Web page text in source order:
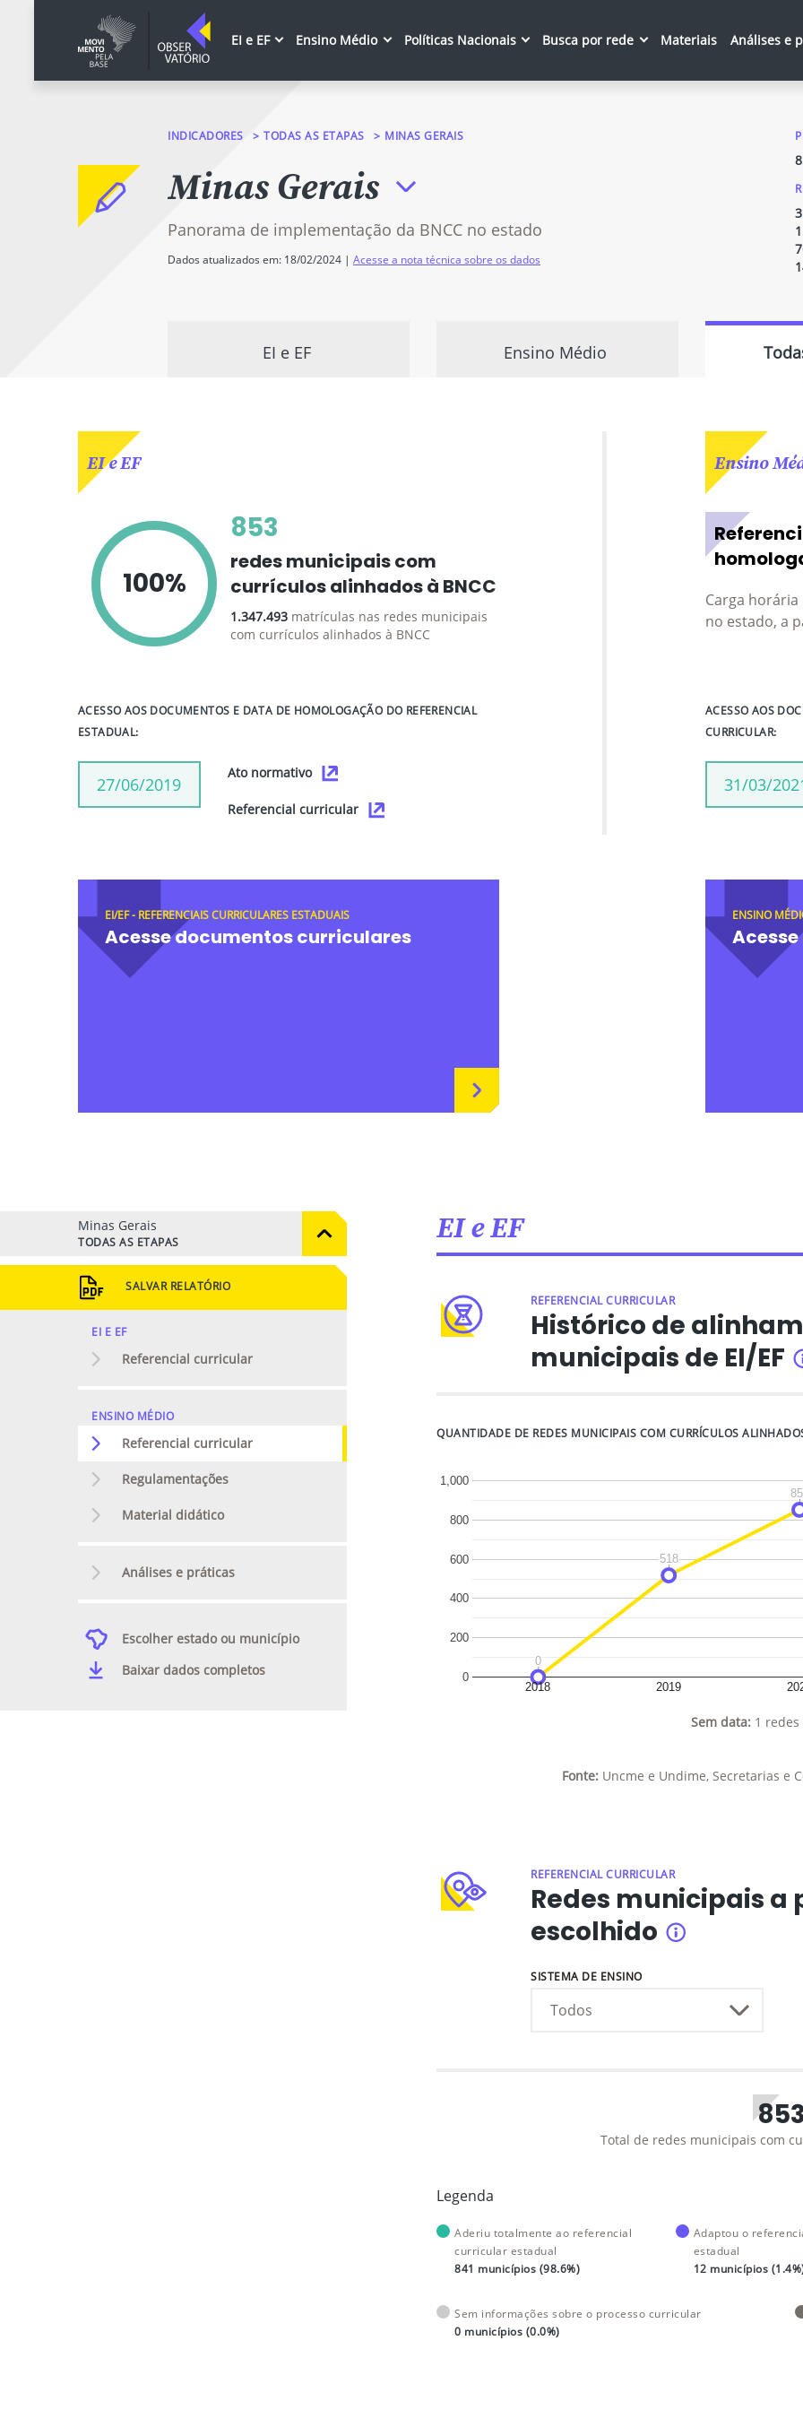
EI e EF Ensino Médio Políticas Nacionais Busca por rede Materiais Análises e
INDICADORES TODAS AS ETAPAS MINAS GERAIS
Minas Gerais
Panorama de implementação da BNCC no estado
Dados atualizados em: 18/02/2024 | Acesse a nota técnica sobre os dados
EI e EF Ensino Médio
EI e EF
100%
853
redes municipais com
currículos alinhados à BNCC
1.347.493 matrículas nas redes municipais
com currículos alinhados à BNCC
ACESSO AOS DOCUMENTOS E DATA DE HOMOLOGAÇÃO DO REFERENCIAL
ESTADUAL:
27/06/2019
Ato normativo
Referencial curricular
Ensino
Carga
no estado, a
ACESSO AOS
CURRICULAR:
31/03/
EI/EF - REFERENCIAIS CURRICULARES ESTADUAIS
Acesse documentos curriculares
ENSINO
Minas Gerais
TODAS AS ETAPAS
SALVAR RELATÓRIO
EI E EF
Referencial curricular
ENSINO MÉDIO
Referencial curricular
Regulamentações
Material didático
Análises e práticas
Escolher estado ou município
Baixar dados completos
EI e EF
REFERENCIAL CURRICULAR
Histórico de
municipais de EI/EF
QUANTIDADE DE REDES MUNICIPAIS COM CURRÍCULOS
2018 2019
0
200
400
600
800
1,000
0
0
518
518
Sem data:1 redes
Fonte:Uncme e Undime, Secretarias e
REFERENCIAL CURRICULAR
Redes municipais
escolhido
SISTEMA DE ENSINO
853
Total de redes municipais com
Legenda
Aderiu totalmente ao referencial
curricular estadual
841 municípios (98.6%)
Adaptou o
estadual
12 municípios
Sem informações sobre o processo curricular
0 municípios (0.0%)